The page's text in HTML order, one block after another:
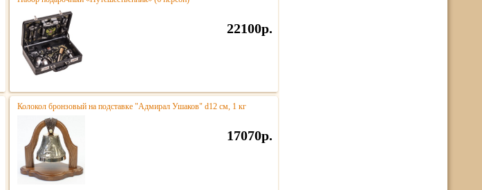
22100р.
Колокол бронзовый на подставке "Адмирал Ушаков" d12 см, 1 кг
17070р.